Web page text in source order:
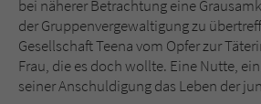
bei näherer Betrachtung eine
der Gruppenvergewaltigung zu
Gesellschaft Teena vom Opfer zur
Frau, die es doch wollte. Eine Nutte,
seiner Anschuldigung das Leben der